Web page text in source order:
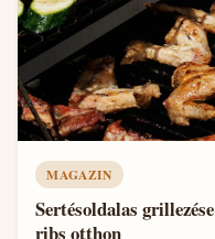
MAGAZIN
Sertésoldalas
ribs otthon